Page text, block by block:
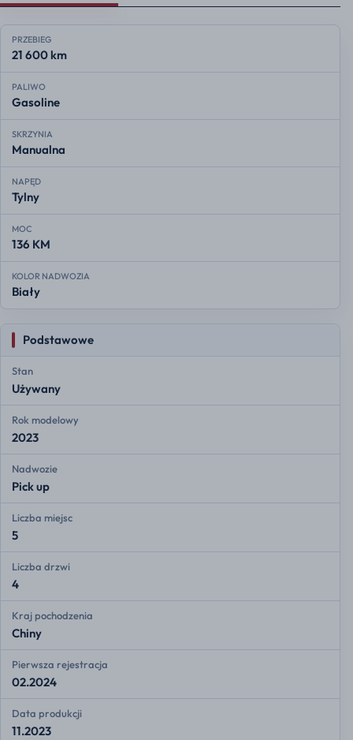
PRZEBIEG
21 600 km
PALIWO
Gasoline
SKRZYNIA
Manualna
NAPĘD
Tylny
MOC
136 KM
KOLOR NADWOZIA
Biały
Podstawowe
Stan
Używany
Rok modelowy
2023
Nadwozie
Pick up
Liczba miejsc
5
Liczba drzwi
4
Kraj pochodzenia
Chiny
Pierwsza rejestracja
02.2024
Data produkcji
11.2023